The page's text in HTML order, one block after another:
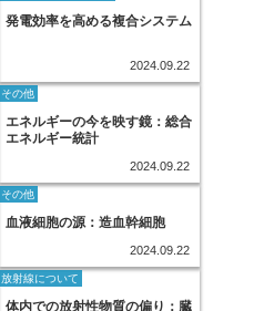
発電効率を高める複合システム
2024.09.22
その他
エネルギーの今を映す鏡：総合
エネルギー統計
2024.09.22
その他
血液細胞の源：造血幹細胞
2024.09.22
放射線について
体内での放射性物質の偏り：臓